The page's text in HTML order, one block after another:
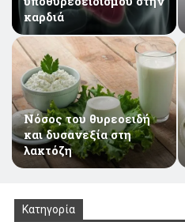
καρδιά
Nόσος του θυρεοειδή
και δυσανεξία στη
λακτόζη
Κατηγορία